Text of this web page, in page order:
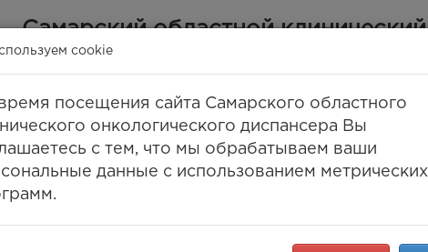
Самарский областной клинический
онкологический диспансер
(ГБУЗ СОКОД)
Самара, ул. Солнечная, 50
8 (846) 30-777-30, 994-61-96(единый call-
8 (846) 994-03-99(факс)
info@samaraonko.ru
cookie
посещения сайта Самарского областного
онкологического диспансера Вы
с тем, что мы обрабатываем ваши
данные с использованием метрических